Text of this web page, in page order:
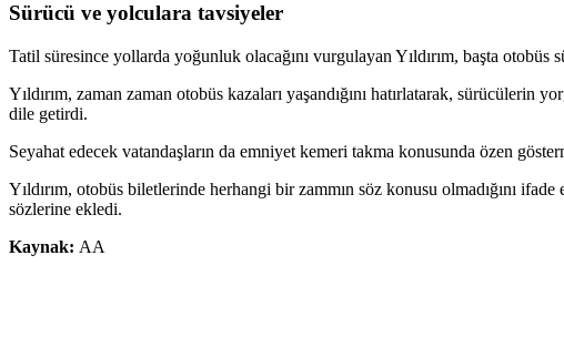
Sürücü ve yolculara tavsiyeler
Tatil süresince yollarda yoğunluk olacağını vurgulayan Yıldırım, başta
Yıldırım, zaman zaman otobüs kazaları yaşandığını hatırlatarak, sürücülerin
dile getirdi.
Seyahat edecek vatandaşların da emniyet kemeri takma konusunda özen
Yıldırım, otobüs biletlerinde herhangi bir zammın söz konusu olmadığını
sözlerine ekledi.
Kaynak: AA